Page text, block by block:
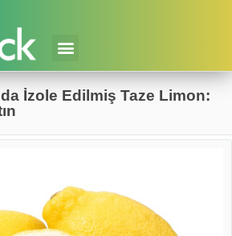
İzole Edilmiş Taze Limon: